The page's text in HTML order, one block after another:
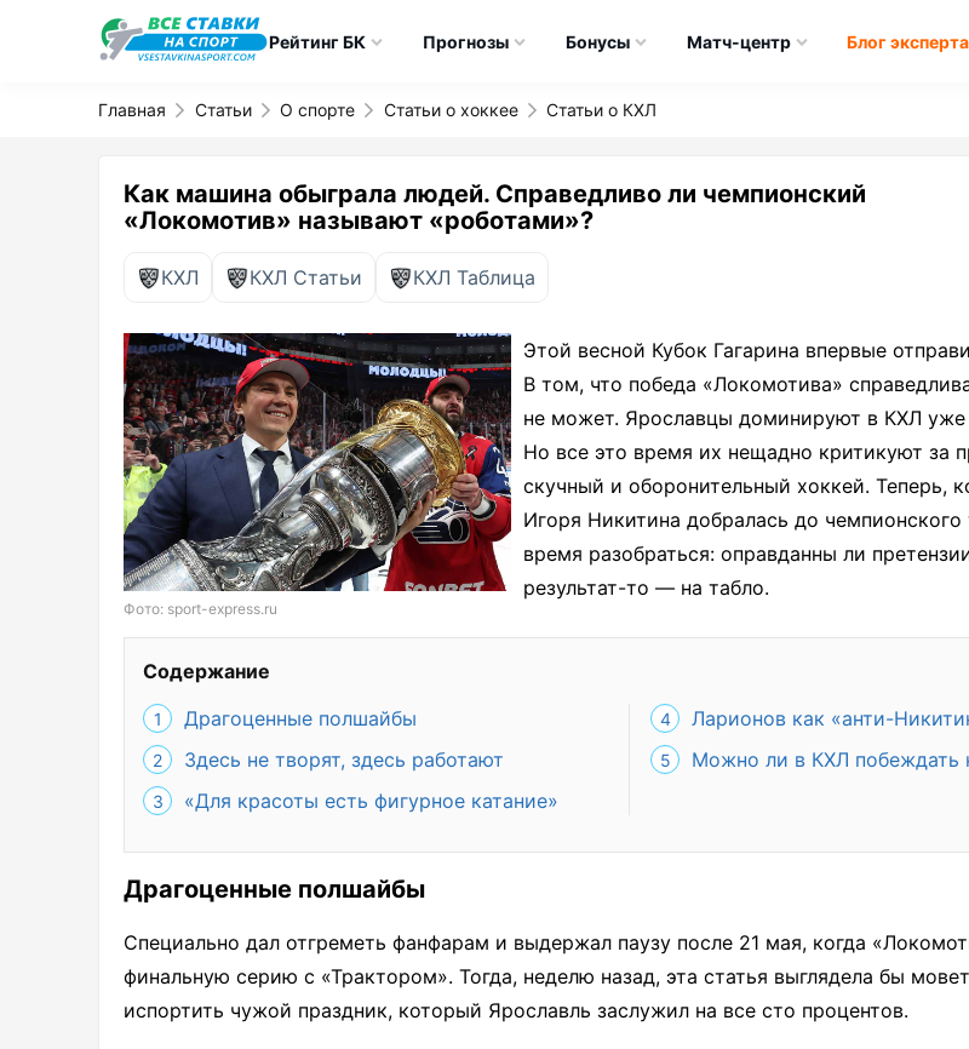
Рейтинг БК Прогнозы Бонусы Матч-центр Блог эксперта
Главная Статьи О спорте Статьи о хоккее Статьи о КХЛ
Как машина обыграла людей. Справедливо ли чемпионский
«Локомотив» называют «роботами»?
КХЛ КХЛ Статьи КХЛ Таблица
Фото: sport-express.ru
Этой весной Кубок Гагарина впервые
В том, что победа «Локомотива»
не может. Ярославцы доминируют в КХЛ уже
Но все это время их нещадно критикуют за
скучный и оборонительный хоккей. Теперь,
Игоря Никитина добралась до чемпионского
время разобраться: оправданны ли
результат-то — на табло.
Содержание
Драгоценные полшайбы
Здесь не творят, здесь работают
«Для красоты есть фигурное катание»
Ларионов как «анти-
Можно ли в КХЛ побеждать
Драгоценные полшайбы
Специально дал отгреметь фанфарам и выдержал паузу после 21 мая, когда
финальную серию с «Трактором». Тогда, неделю назад, эта статья выглядела бы
испортить чужой праздник, который Ярославль заслужил на все сто процентов.